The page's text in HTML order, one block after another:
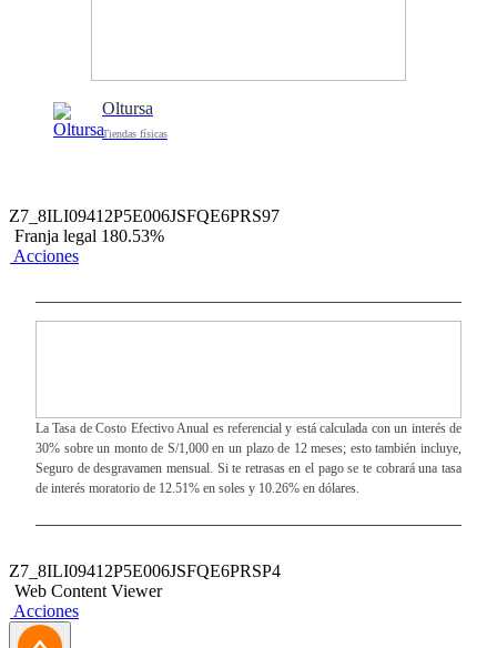
Oltursa
Tiendas físicas
Z7_8ILI09412P5E006JSFQE6PRS97
Franja legal 180.53%
Acciones
La Tasa de Costo Efectivo Anual es referencial y está calculada con un interés de
30% sobre un monto de S/1,000 en un plazo de 12 meses; esto también incluye,
Seguro de desgravamen mensual. Si te retrasas en el pago se te cobrará una tasa
de interés moratorio de 12.51% en soles y 10.26% en dólares.
Z7_8ILI09412P5E006JSFQE6PRSP4
Web Content Viewer
Acciones